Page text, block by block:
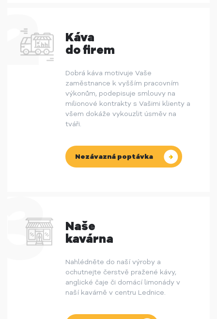
Káva
do firem
Dobrá káva motivuje Vaše
zaměstnance k vyšším pracovním
výkonům, podepisuje smlouvy na
milionové kontrakty s Vašimi klienty a
všem dokáže vykouzlit úsměv na
tváři.
Nezávazná poptávka
Naše
kavárna
Nahlédněte do naší výroby a
ochutnejte čerstvě pražené kávy,
anglické čaje či domácí limonády v
naší kavárně v centru Lednice.